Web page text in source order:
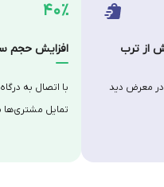
۴۰٪
افزایش حجم
با اتصال به
تمایل
از ترب
در معرض دید